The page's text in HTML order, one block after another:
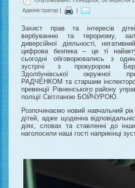
Адміністратор
Захист прав та інтересів
вербуванню та тероризму,
диверсійної діяльності,
цифрова безпека – це ті
сьогодні обговорювались з
зустрічі з прокурором
Здолбунівської окружної
РАДЧЕНКОМ та старшим
превенції Рівненського району
поліції Світланою БОЙЧУРОЮ.
Розпочинаємо новий навчальний рік
дітей, адже щоденна
діях, словах та ставленні до
наголосили наші гості наприкінці